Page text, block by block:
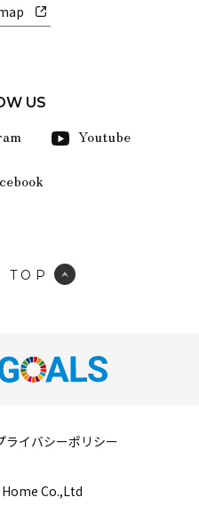
US
Youtube
TOP
ライバシーポリシー
Co.,Ltd